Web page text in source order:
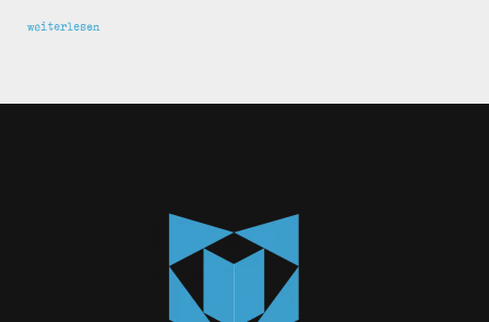
weiterlesen